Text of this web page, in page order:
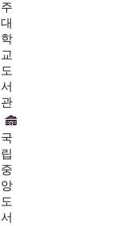
주
대
학
교
도
서
관
국
립
중
앙
도
서